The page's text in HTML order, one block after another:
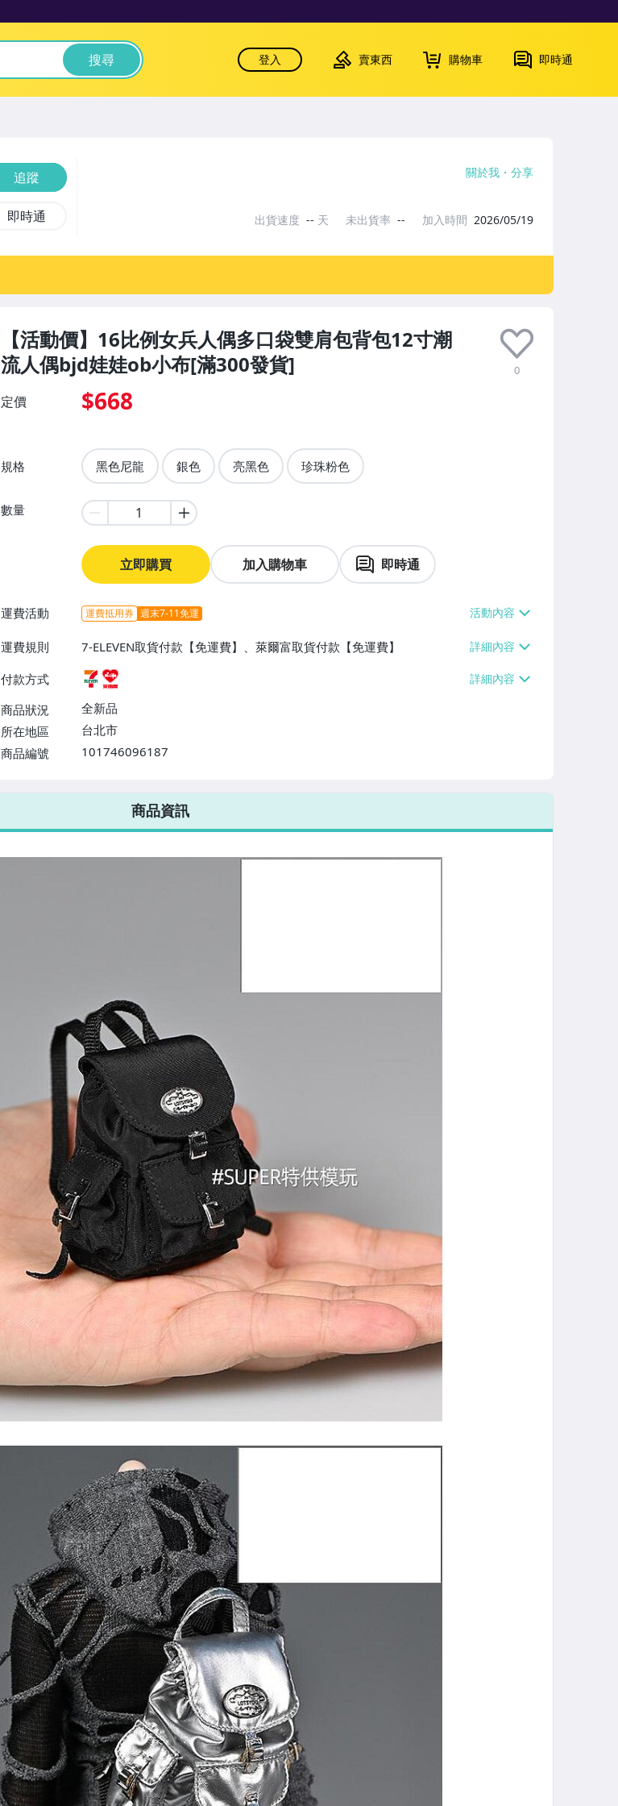
搜尋 登入 賣東西 購物車 即時通
【活動價】16比例女兵人偶多口袋雙肩包背包12寸潮
流人偶bjd娃娃ob小布[滿300發貨]
0
定價 $668
規格 黑色尼龍 銀色 亮黑色 珍珠粉色
數量
立即購買 加入購物車 即時通
運費活動 運費抵用券 週末7-11免運
運費規則
7-ELEVEN取貨付款【免運費】、萊爾富取貨付款【免運費】
付款方式
商品狀況
全新品
所在地區
台北市
商品編號
101746096187
7-ELEVEN 運費只要38元
不限金額、筆數，筆筆優惠無限次！
追蹤
即時通
關於我 分享
出貨速度 -- 天 未出貨率 -- 加入時間 2026/05/19
商品資訊